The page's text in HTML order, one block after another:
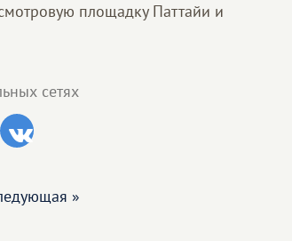
площадку Паттайи и
сетях
»